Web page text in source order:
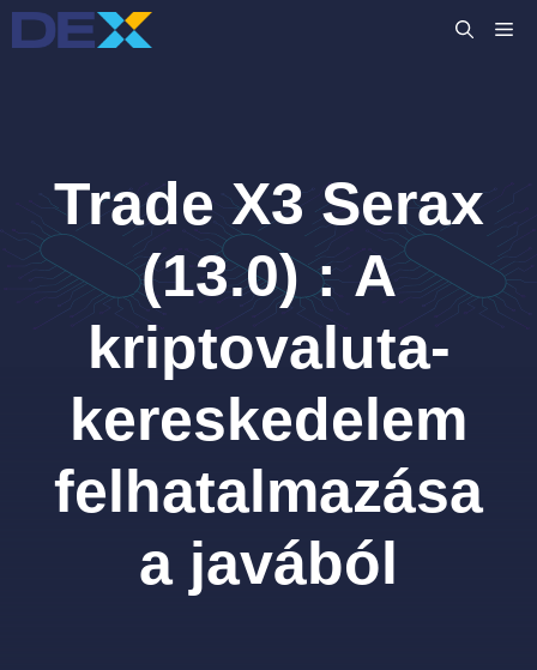
Kilépés
Trade X3 Serax
(13.0) : A
kriptovaluta-
kereskedelem
felhatalmazása
a javából